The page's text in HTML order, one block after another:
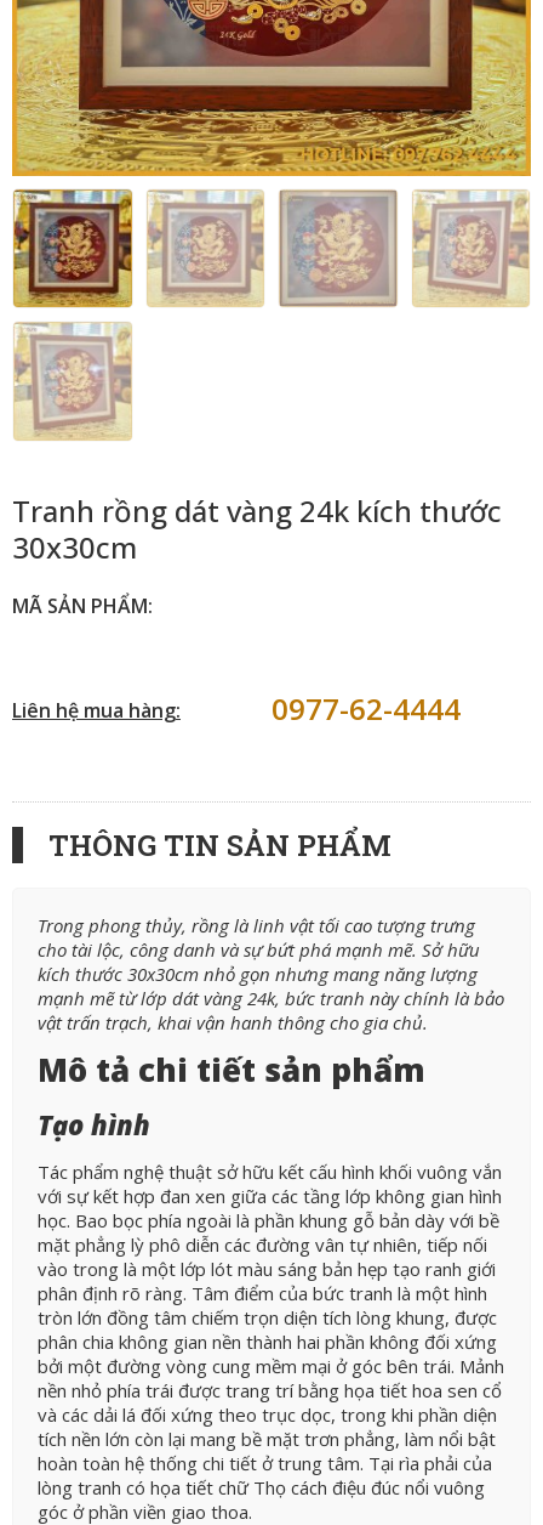
Tranh rồng dát vàng 24k kích thước
30x30cm
MÃ SẢN PHẨM:
Liên hệ mua hàng: 0977-62-4444
THÔNG TIN SẢN PHẨM
Trong phong thủy, rồng là linh vật tối cao tượng trưng
cho tài lộc, công danh và sự bứt phá mạnh mẽ. Sở hữu
kích thước 30x30cm nhỏ gọn nhưng mang năng lượng
mạnh mẽ từ lớp dát vàng 24k, bức tranh này chính là bảo
vật trấn trạch, khai vận hanh thông cho gia chủ.
Mô tả chi tiết sản phẩm
Tạo hình
Tác phẩm nghệ thuật sở hữu kết cấu hình khối vuông vắn
với sự kết hợp đan xen giữa các tầng lớp không gian hình
học. Bao bọc phía ngoài là phần khung gỗ bản dày với bề
mặt phẳng lỳ phô diễn các đường vân tự nhiên, tiếp nối
vào trong là một lớp lót màu sáng bản hẹp tạo ranh giới
phân định rõ ràng. Tâm điểm của bức tranh là một hình
tròn lớn đồng tâm chiếm trọn diện tích lòng khung, được
phân chia không gian nền thành hai phần không đối xứng
bởi một đường vòng cung mềm mại ở góc bên trái. Mảnh
nền nhỏ phía trái được trang trí bằng họa tiết hoa sen cổ
và các dải lá đối xứng theo trục dọc, trong khi phần diện
tích nền lớn còn lại mang bề mặt trơn phẳng, làm nổi bật
hoàn toàn hệ thống chi tiết ở trung tâm. Tại rìa phải của
lòng tranh có họa tiết chữ Thọ cách điệu đúc nổi vuông
góc ở phần viền giao thoa.